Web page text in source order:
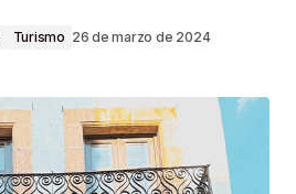
Turismo 26 de marzo de 2024